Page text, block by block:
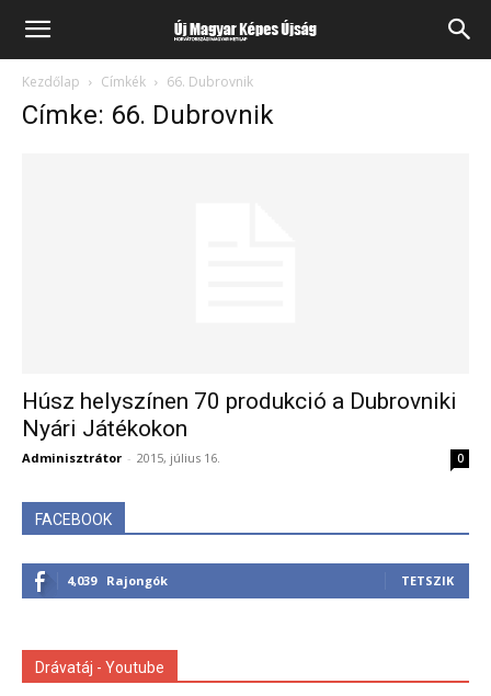
Kezdőlap Címkék 66. Dubrovnik
Címke: 66. Dubrovnik
Húsz helyszínen 70 produkció a Dubrovniki
Nyári Játékokon
Adminisztrátor - 2015, július 16. 0
FACEBOOK
4,039 Rajongók TETSZIK
Drávatáj - Youtube